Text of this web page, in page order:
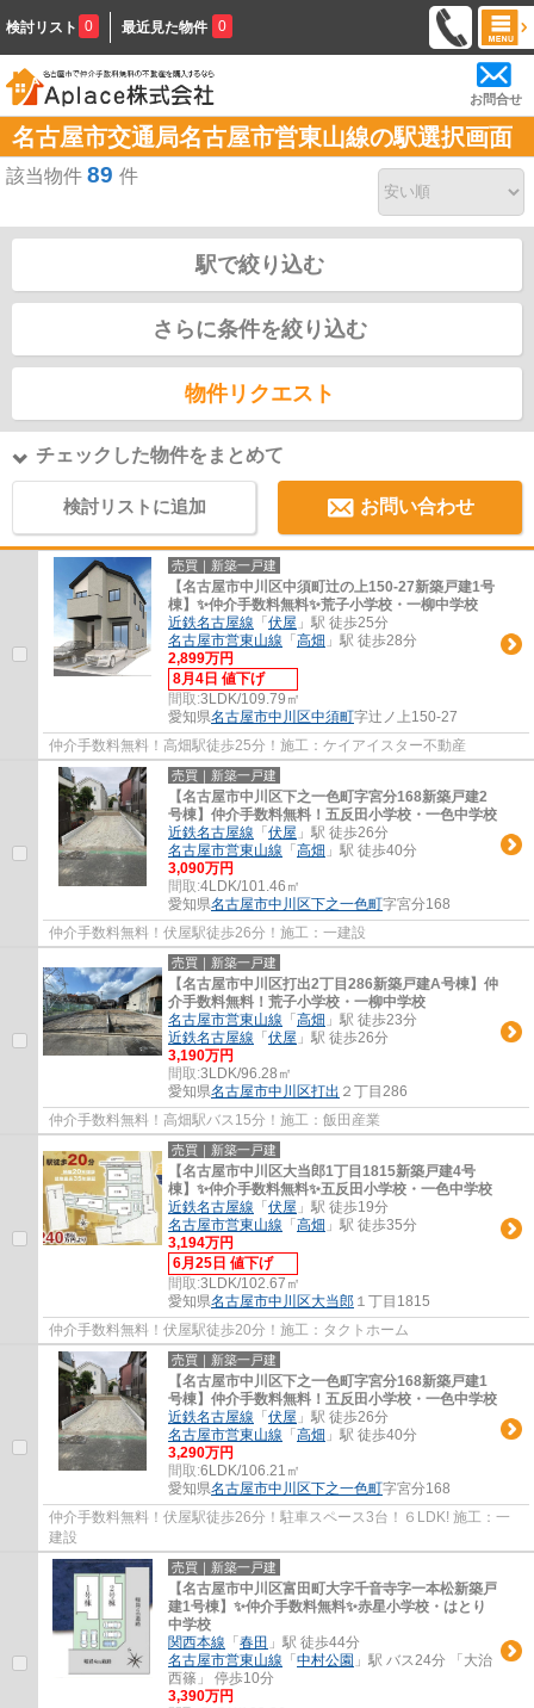
検討リスト 0 最近見た物件 0
お問合せ
名古屋市交通局名古屋市営東山線の駅選択画面
該当物件 89 件
駅で絞り込む
さらに条件を絞り込む
物件リクエスト
チェックした物件をまとめて
検討リストに追加 お問い合わせ
売買｜新築一戸建
【名古屋市中川区中須町辻の上150-27新築戸建1号
棟】✨️仲介手数料無料✨️荒子小学校・一柳中学校
近鉄名古屋線 「 伏屋 」駅 徒歩25分
名古屋市営東山線 「 高畑 」駅 徒歩28分
2,899万円
8月4日 値下げ
間取:3LDK/109.79㎡
愛知県名古屋市中川区中須町字辻ノ上150-27
仲介手数料無料！高畑駅徒歩25分！施工：ケイアイスター不動産
売買｜新築一戸建
【名古屋市中川区下之一色町字宮分168新築戸建2
号棟】仲介手数料無料！五反田小学校・一色中学校
近鉄名古屋線 「 伏屋 」駅 徒歩26分
名古屋市営東山線 「 高畑 」駅 徒歩40分
3,090万円
間取:4LDK/101.46㎡
愛知県名古屋市中川区下之一色町字宮分168
仲介手数料無料！伏屋駅徒歩26分！施工：一建設
売買｜新築一戸建
【名古屋市中川区打出2丁目286新築戸建A号棟】仲
介手数料無料！荒子小学校・一柳中学校
名古屋市営東山線 「 高畑 」駅 徒歩23分
近鉄名古屋線 「 伏屋 」駅 徒歩26分
3,190万円
間取:3LDK/96.28㎡
愛知県名古屋市中川区打出 ２丁目286
仲介手数料無料！高畑駅バス15分！施工：飯田産業
売買｜新築一戸建
【名古屋市中川区大当郎1丁目1815新築戸建4号
棟】✨️仲介手数料無料✨️五反田小学校・一色中学校
近鉄名古屋線 「 伏屋 」駅 徒歩19分
名古屋市営東山線 「 高畑 」駅 徒歩35分
3,194万円
6月25日 値下げ
間取:3LDK/102.67㎡
愛知県名古屋市中川区大当郎 １丁目1815
仲介手数料無料！伏屋駅徒歩20分！施工：タクトホーム
売買｜新築一戸建
【名古屋市中川区下之一色町字宮分168新築戸建1
号棟】仲介手数料無料！五反田小学校・一色中学校
近鉄名古屋線 「 伏屋 」駅 徒歩26分
名古屋市営東山線 「 高畑 」駅 徒歩40分
3,290万円
間取:6LDK/106.21㎡
愛知県名古屋市中川区下之一色町字宮分168
仲介手数料無料！伏屋駅徒歩26分！駐車スペース3台！６LDK! 施工：一
建設
売買｜新築一戸建
【名古屋市中川区富田町大字千音寺字一本松新築戸
建1号棟】✨️仲介手数料無料✨️赤星小学校・はとり
中学校
関西本線 「 春田 」駅 徒歩44分
名古屋市営東山線 「 中村公園 」駅 バス24分 「大治
西篠」 停歩10分
3,390万円